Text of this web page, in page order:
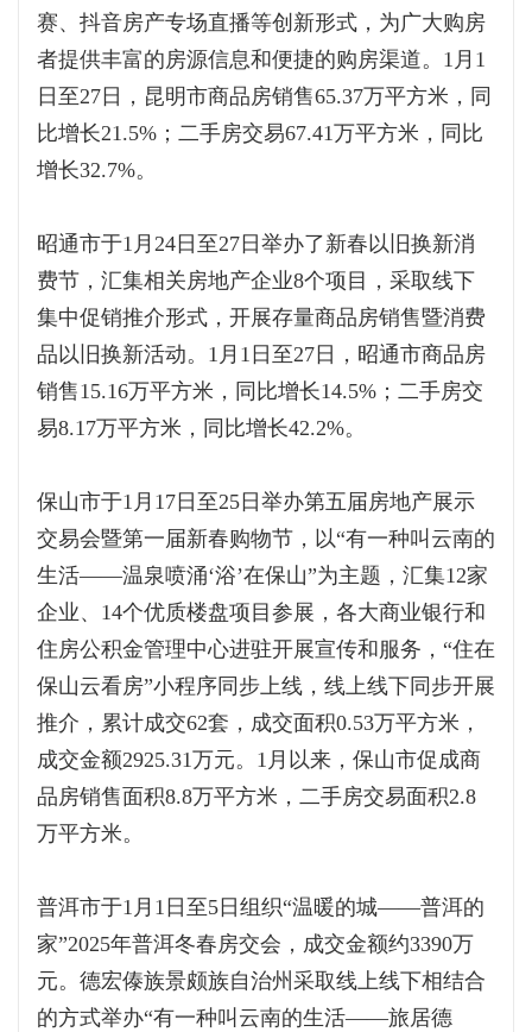
赛、抖音房产专场直播等创新形式，为广大购房
者提供丰富的房源信息和便捷的购房渠道。1月1
日至27日，昆明市商品房销售65.37万平方米，同
比增长21.5%；二手房交易67.41万平方米，同比
增长32.7%。
昭通市于1月24日至27日举办了新春以旧换新消
费节，汇集相关房地产企业8个项目，采取线下
集中促销推介形式，开展存量商品房销售暨消费
品以旧换新活动。1月1日至27日，昭通市商品房
销售15.16万平方米，同比增长14.5%；二手房交
易8.17万平方米，同比增长42.2%。
保山市于1月17日至25日举办第五届房地产展示
交易会暨第一届新春购物节，以“有一种叫云南的
生活——温泉喷涌‘浴’在保山”为主题，汇集12家
企业、14个优质楼盘项目参展，各大商业银行和
住房公积金管理中心进驻开展宣传和服务，“住在
保山云看房”小程序同步上线，线上线下同步开展
推介，累计成交62套，成交面积0.53万平方米，
成交金额2925.31万元。1月以来，保山市促成商
品房销售面积8.8万平方米，二手房交易面积2.8
万平方米。
普洱市于1月1日至5日组织“温暖的城——普洱的
家”2025年普洱冬春房交会，成交金额约3390万
元。德宏傣族景颇族自治州采取线上线下相结合
的方式举办“有一种叫云南的生活——旅居德